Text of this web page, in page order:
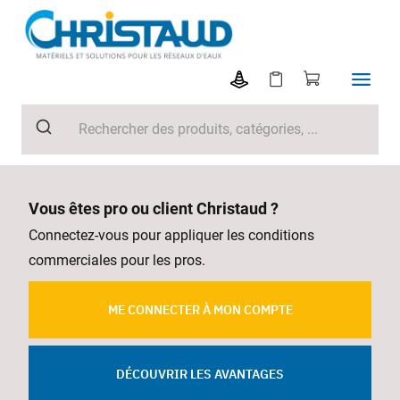
Vous êtes pro ou client Christaud ?
Connectez-vous pour appliquer les conditions
commerciales pour les pros.
ME CONNECTER À MON COMPTE
DÉCOUVRIR LES AVANTAGES